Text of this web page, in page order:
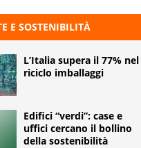
E SOSTENIBILITÀ
L’Italia supera il 77% nel
riciclo imballaggi
Edifici “verdi”: case e
uffici cercano il bollino
della sostenibilità